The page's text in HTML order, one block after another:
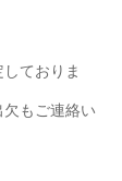
ておりま
もご連絡い